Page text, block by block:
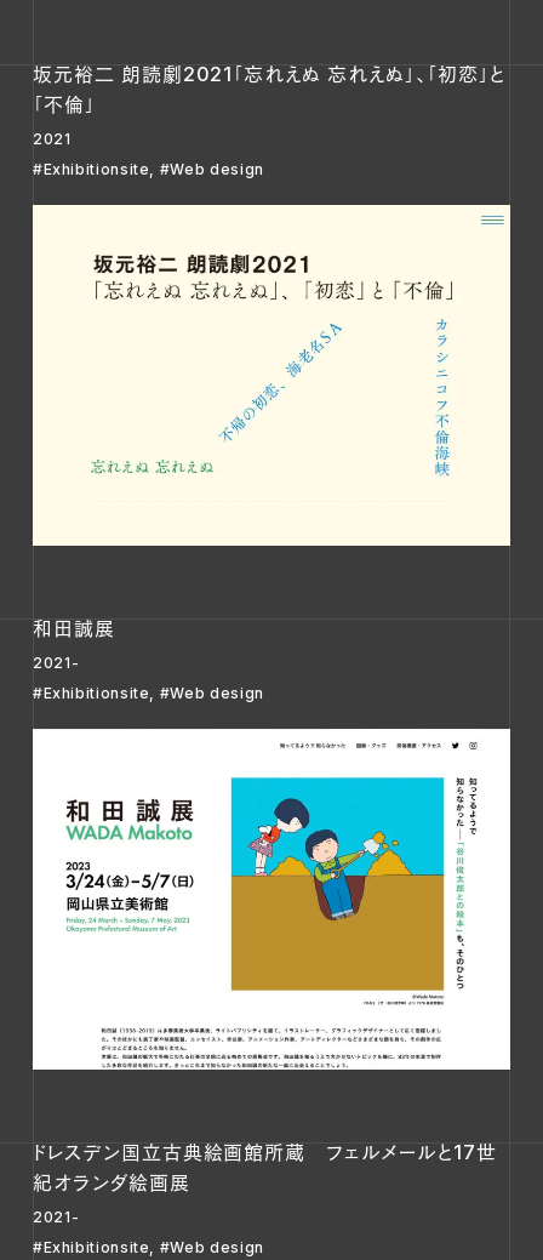
坂元裕二 朗読劇2021「忘れえぬ 忘れえぬ」、「初恋」と
「不倫」
2021
#Exhibitionsite
#Web design
和田誠展
2021-
#Exhibitionsite
#Web design
ドレスデン国立古典絵画館所蔵 フェルメールと17世
紀オランダ絵画展
2021-
#Exhibitionsite
#Web design